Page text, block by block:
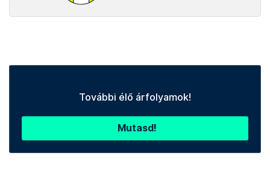
További élő árfolyamok!
Mutasd!